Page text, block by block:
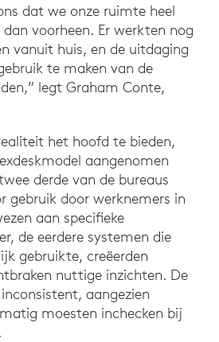
dat we onze ruimte heel
voorheen. Er werkten nog
vanuit huis, en de uitdaging
te maken van de
legt Graham Conte,
het hoofd te bieden,
aangenomen
derde van de bureaus
gebruik door werknemers in
aan specifieke
de eerdere systemen die
gebruikte, creëerden
nuttige inzichten. De
aangezien
moesten inchecken bij